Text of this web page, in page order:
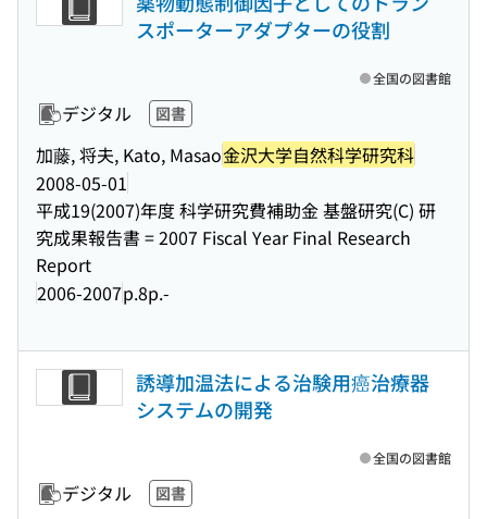
スポーターアダプターの役割
デジタル 図書
加藤, 将夫, Kato, Masao金沢大学自然科学研究科
2008-05-01
平成19(2007)年度 科学研究費補助金 基盤研究(C) 研
究成果報告書 = 2007 Fiscal Year Final Research
Report
2006-2007p.8p.-
全国の図書館
誘導加温法による治験用癌治療器
システムの開発
デジタル 図書
全国の図書館